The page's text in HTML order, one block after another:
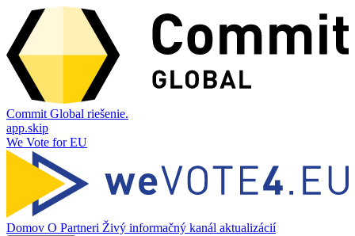
Commit Global riešenie.
app.skip
We Vote for EU
Domov O Partneri Živý informačný kanál aktualizácií